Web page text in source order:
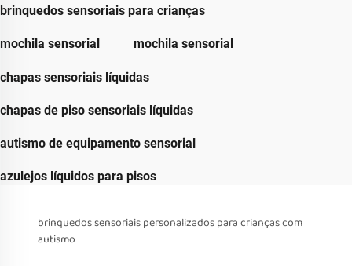
brinquedos sensoriais para crianças
mochila sensorial mochila sensorial
chapas sensoriais líquidas
chapas de piso sensoriais líquidas
autismo de equipamento sensorial
azulejos líquidos para pisos
brinquedos sensoriais personalizados para crianças com
autismo